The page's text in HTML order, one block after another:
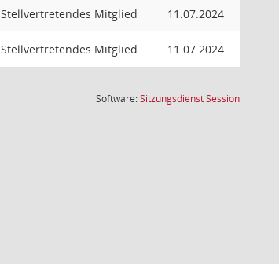
Stellvertretendes Mitglied 11.07.2024
Stellvertretendes Mitglied 11.07.2024
Software:SitzungsdienstSession(Wird in